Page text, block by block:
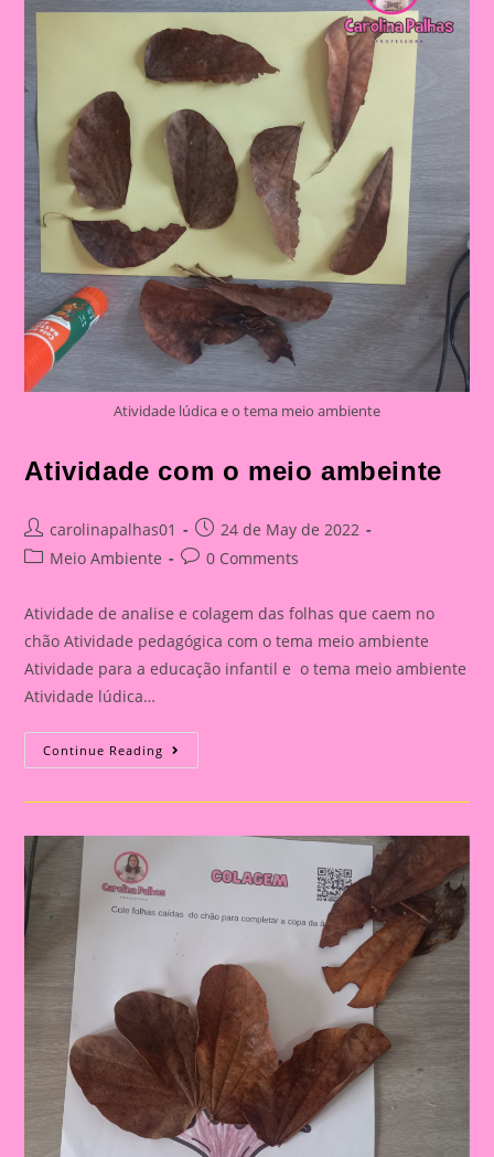
Atividade lúdica e o tema meio ambiente
Atividade com o meio ambeinte
Post
author:
carolinapalhas01
Post
published:
24 de May de 2022
PostMeio Ambiente
Post0 Comments
Atividade de analise e colagem das folhas que caem no
chão Atividade pedagógica com o tema meio ambiente
Atividade para a educação infantil e o tema meio ambiente
Atividade lúdica…
Continue Reading Atividade
Com
Meio